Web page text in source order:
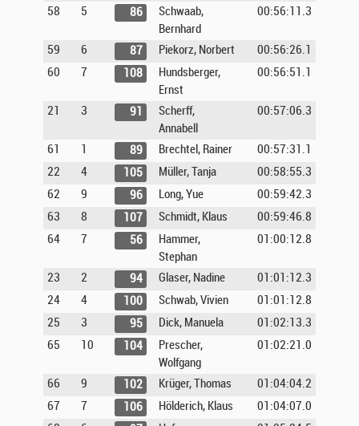
58 5 86
Schwaab,
Bernhard
00:56:11.3
59 6 87 Piekorz, Norbert
00:56:26.1
60
7 108
Hundsberger,
Ernst
00:56:51.1
21 3 91
Scherff,
Annabell
00:57:06.3
61 1 89 Brechtel, Rainer
00:57:31.1
22
4 105 Müller, Tanja
00:58:55.3
62
9 96 Long, Yue
00:59:42.3
63
8 107 Schmidt, Klaus
00:59:46.8
64
7 56
Hammer,
Stephan
01:00:12.8
23 2 94 Glaser, Nadine
01:01:12.3
24
4 100 Schwab, Vivien
01:01:12.8
25
3 95 Dick, Manuela
01:02:13.3
65
10 104
Prescher,
Wolfgang
01:02:21.0
66 9 102 Krüger, Thomas
01:04:04.2
67
7 106 Hölderich, Klaus
01:04:07.0